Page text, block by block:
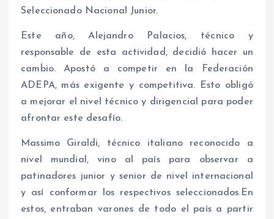
Seleccionado Nacional Junior.
Este año, Alejandro Palacios, técnico y
responsable de esta actividad, decidió hacer un
cambio. Apostó a competir en la Federación
ADEPA, más exigente y competitiva. Esto obligó
a mejorar el nivel técnico y dirigencial para poder
afrontar este desafío.
Massimo Giraldi, técnico italiano reconocido a
nivel mundial, vino al país para observar a
patinadores junior y senior de nivel internacional
y así conformar los respectivos seleccionados.En
estos, entraban varones de todo el país a partir